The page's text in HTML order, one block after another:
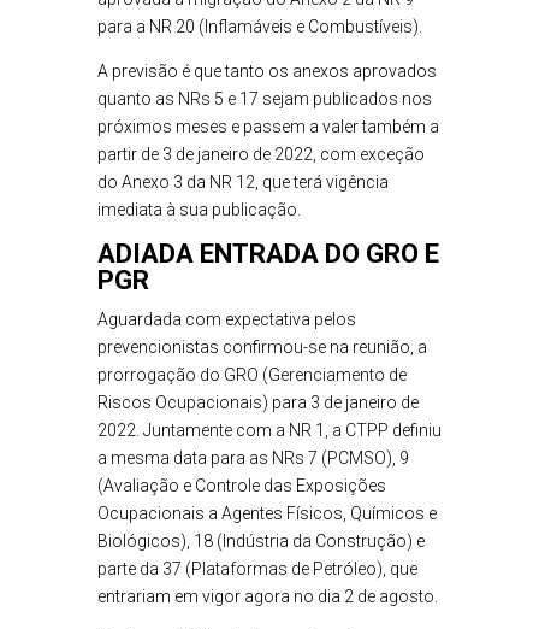
para a NR 20 (Inflamáveis e Combustíveis).
A previsão é que tanto os anexos aprovados
quanto as NRs 5 e 17 sejam publicados nos
próximos meses e passem a valer também a
partir de 3 de janeiro de 2022, com exceção
do Anexo 3 da NR 12, que terá vigência
imediata à sua publicação.
ADIADA ENTRADA DO GRO E
PGR
Aguardada com expectativa pelos
prevencionistas confirmou-se na reunião, a
prorrogação do GRO (Gerenciamento de
Riscos Ocupacionais) para 3 de janeiro de
2022. Juntamente com a NR 1, a CTPP definiu
a mesma data para as NRs 7 (PCMSO), 9
(Avaliação e Controle das Exposições
Ocupacionais a Agentes Físicos, Químicos e
Biológicos), 18 (Indústria da Construção) e
parte da 37 (Plataformas de Petróleo), que
entrariam em vigor agora no dia 2 de agosto.